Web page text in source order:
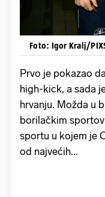
Foto: Igor Kralj/
Prvo je pokazao
high-kick, a sada
hrvanju. Možda u
borilačkim
sportu u kojem je
od najvećih...